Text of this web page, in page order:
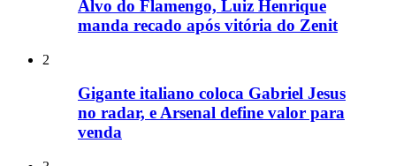
Alvo do Flamengo, Luiz Henrique
manda recado após vitória do Zenit
2
Gigante italiano coloca Gabriel Jesus
no radar, e Arsenal define valor para
venda